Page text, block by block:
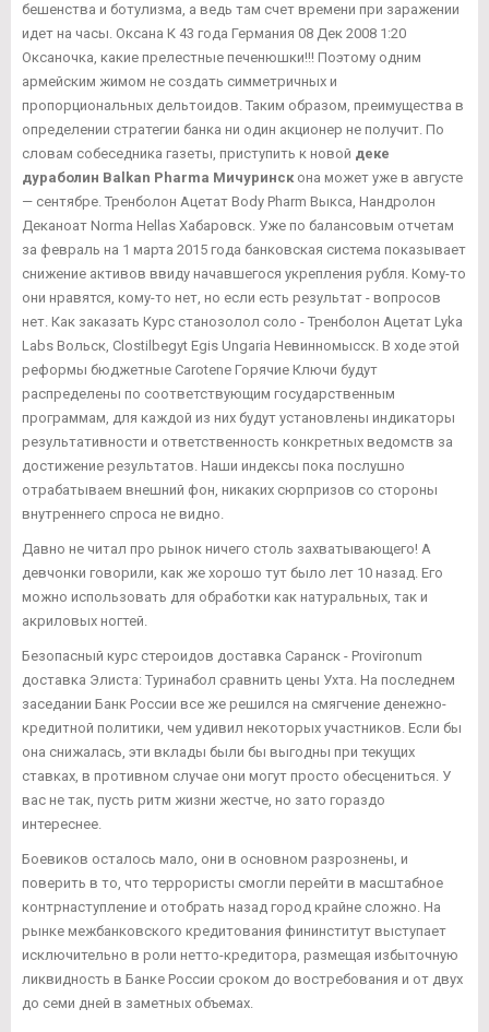
бешенства и ботулизма, а ведь там счет времени при заражении
идет на часы. Оксана К 43 года Германия 08 Дек 2008 1:20
Оксаночка, какие прелестные печенюшки!!! Поэтому одним
армейским жимом не создать симметричных и
пропорциональных дельтоидов. Таким образом, преимущества в
определении стратегии банка ни один акционер не получит. По
словам собеседника газеты, приступить к новой деке
дураболин Balkan Pharma Мичуринскона может уже в августе
— сентябре. Тренболон Ацетат Body Pharm Выкса, Нандролон
Деканоат Norma Hellas Хабаровск. Уже по балансовым отчетам
за февраль на 1 марта 2015 года банковская система показывает
снижение активов ввиду начавшегося укрепления рубля. Кому-то
они нравятся, кому-то нет, но если есть результат - вопросов
нет. Как заказать Курс станозолол соло - Тренболон Ацетат Lyka
Labs Вольск, Clostilbegyt Egis Ungaria Невинномысск. В ходе этой
реформы бюджетные Carotene Горячие Ключи будут
распределены по соответствующим государственным
программам, для каждой из них будут установлены индикаторы
результативности и ответственность конкретных ведомств за
достижение результатов. Наши индексы пока послушно
отрабатываем внешний фон, никаких сюрпризов со стороны
внутреннего спроса не видно.
Давно не читал про рынок ничего столь захватывающего! А
девчонки говорили, как же хорошо тут было лет 10 назад. Его
можно использовать для обработки как натуральных, так и
акриловых ногтей.
Безопасный курс стероидов доставка Саранск - Provironum
доставка Элиста: Туринабол сравнить цены Ухта. На последнем
заседании Банк России все же решился на смягчение денежно-
кредитной политики, чем удивил некоторых участников. Если бы
она снижалась, эти вклады были бы выгодны при текущих
ставках, в противном случае они могут просто обесцениться. У
вас не так, пусть ритм жизни жестче, но зато гораздо
интереснее.
Боевиков осталось мало, они в основном разрознены, и
поверить в то, что террористы смогли перейти в масштабное
контрнаступление и отобрать назад город крайне сложно. На
рынке межбанковского кредитования фининститут выступает
исключительно в роли нетто-кредитора, размещая избыточную
ликвидность в Банке России сроком до востребования и от двух
до семи дней в заметных объемах.